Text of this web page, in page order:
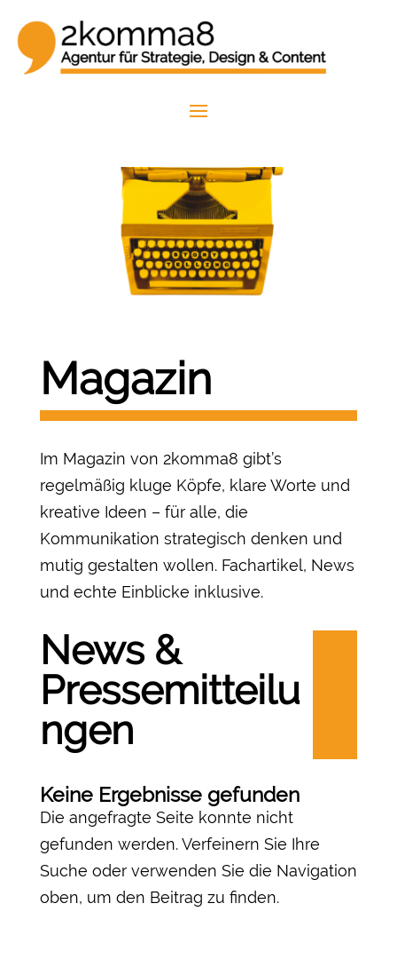
Magazin
Im Magazin von 2komma8 gibt’s
regelmäßig kluge Köpfe, klare Worte und
kreative Ideen – für alle, die
Kommunikation strategisch denken und
mutig gestalten wollen. Fachartikel, News
und echte Einblicke inklusive.
News &
Pressemitteilu
ngen
Keine Ergebnisse gefunden
Die angefragte Seite konnte nicht
gefunden werden. Verfeinern Sie Ihre
Suche oder verwenden Sie die Navigation
oben, um den Beitrag zu finden.